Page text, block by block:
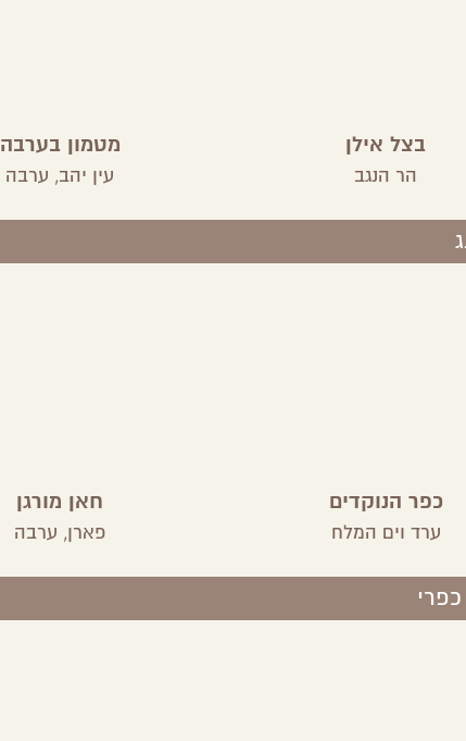
בצל אילן
הר הנגב
מטמון בערבה
עין יהב, ערבה
כפר הנוקדים
ערד וים המלח
חאן מורגן
פארן, ערבה